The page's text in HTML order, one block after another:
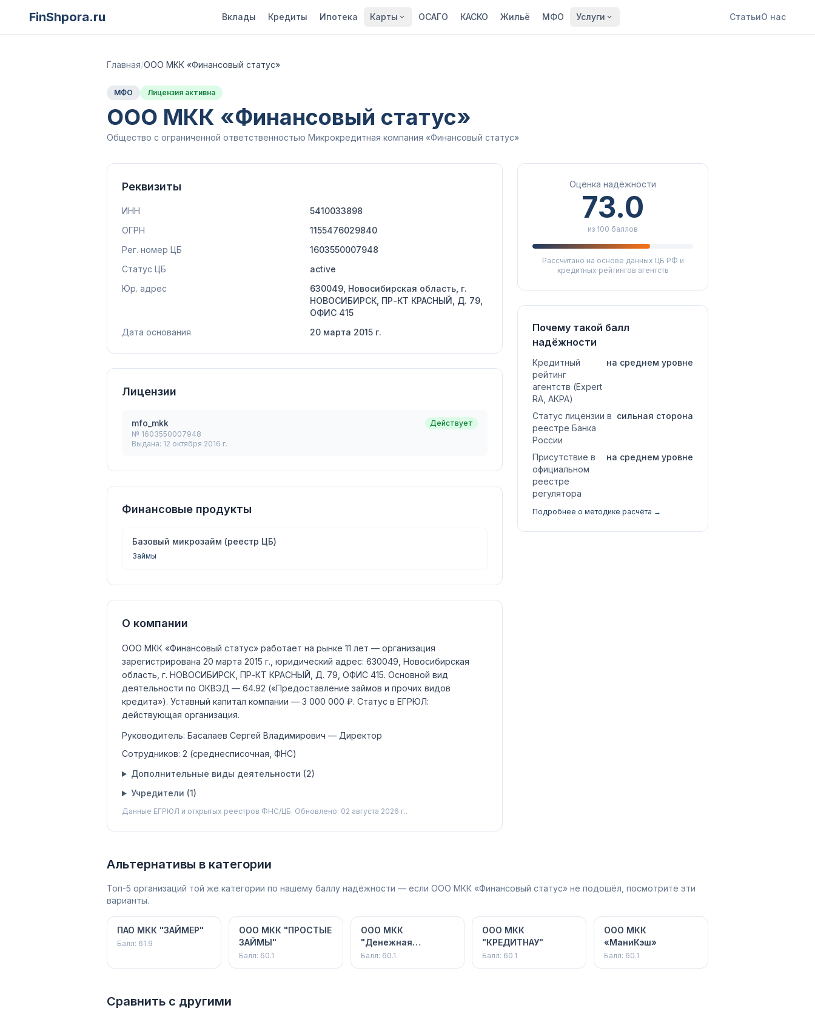
FinShpora.ru Вклады Кредиты Ипотека Карты ОСАГО КАСКО Жильё МФО Услуги СтатьиО нас
Главная/ООО МКК «Финансовый статус»
МФО Лицензия активна
ООО МКК «Финансовый статус»
Общество с ограниченной ответственностью Микрокредитная компания «Финансовый статус»
Реквизиты
ИНН
5410033898
ОГРН
1155476029840
Рег. номер ЦБ
1603550007948
Статус ЦБ
active
Юр. адрес
630049, Новосибирская область, г.
НОВОСИБИРСК, ПР-КТ КРАСНЫЙ, Д. 79,
ОФИС 415
Дата основания
20 марта 2015 г.
Лицензии
mfo_mkk
№ 1603550007948
Выдана: 12 октября 2016 г.
Действует
Финансовые продукты
Базовый микрозайм (реестр ЦБ)
Займы
О компании
ООО МКК «Финансовый статус» работает на рынке 11 лет — организация
зарегистрирована 20 марта 2015 г., юридический адрес: 630049, Новосибирская
область, г. НОВОСИБИРСК, ПР-КТ КРАСНЫЙ, Д. 79, ОФИС 415. Основной вид
деятельности по ОКВЭД — 64.92 («Предоставление займов и прочих видов
кредита»). Уставный капитал компании — 3 000 000 ₽. Статус в ЕГРЮЛ:
действующая организация.
Руководитель: Басалаев Сергей Владимирович — Директор
Сотрудников: 2 (среднесписочная, ФНС)
Дополнительные виды деятельности (2)
Учредители (1)
Данные ЕГРЮЛ и открытых реестров ФНС/ЦБ. Обновлено: 02 августа 2026 г..
Оценка надёжности
73.0
из 100 баллов
Рассчитано на основе данных ЦБ РФ и
кредитных рейтингов агентств
Почему такой балл
надёжности
Кредитный
рейтинг
агентств (Expert
RA, АКРА)
на среднем уровне
Статус лицензии в
реестре Банка
России
сильная сторона
Присутствие в
официальном
реестре
регулятора
на среднем уровне
Подробнее о методике расчёта →
Альтернативы в категории
Топ-5 организаций той же категории по нашему баллу надёжности — если ООО МКК «Финансовый статус» не подошёл, посмотрите эти
варианты.
ПАО МКК "ЗАЙМЕР"
Балл: 61.9
ООО МКК "ПРОСТЫЕ
ЗАЙМЫ"
Балл: 60.1
ООО МКК
"Денежная
единица"
Балл: 60.1
ООО МКК
"КРЕДИТНАУ"
Балл: 60.1
ООО МКК
«МаниКэш»
Балл: 60.1
Сравнить с другими